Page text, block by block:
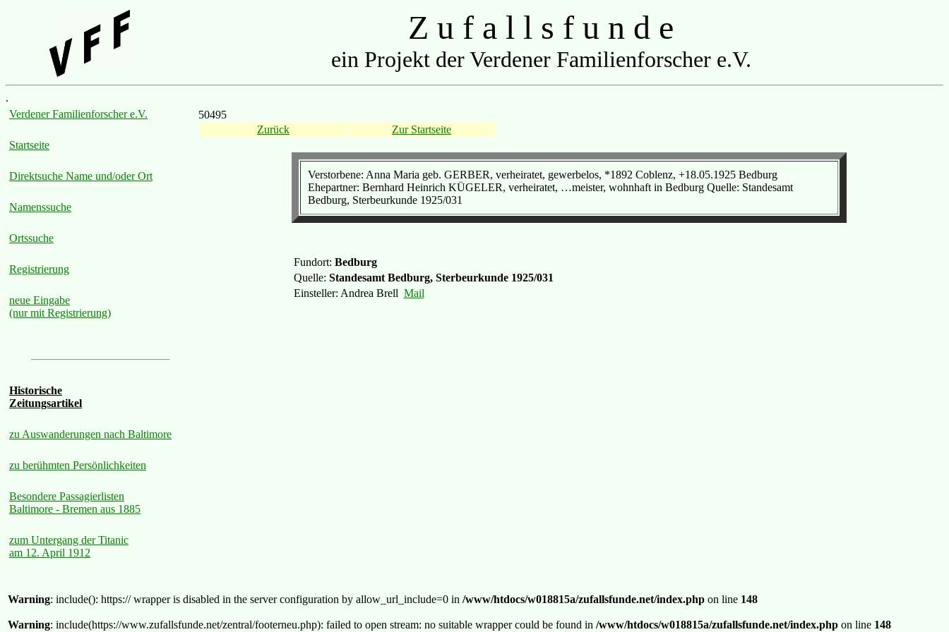
Z u f a l l s f u n d e
ein Projekt der Verdener Familienforscher e.V.
.
Verdener Familienforscher e.V.
Startseite
Direktsuche Name und/oder Ort
Namenssuche
Ortssuche
Registrierung
neue Eingabe
(nur mit Registrierung)
Historische
Zeitungsartikel
zu Auswanderungen nach Baltimore
zu berühmten Persönlichkeiten
Besondere Passagierlisten
Baltimore - Bremen aus 1885
zum Untergang der Titanic
am 12. April 1912
50495
Zurück
Zur Startseite
Verstorbene: Anna Maria geb. GERBER, verheiratet, gewerbelos, *1892 Coblenz, +18.05.1925 Bedburg
Ehepartner: Bernhard Heinrich KÜGELER, verheiratet, …meister, wohnhaft in Bedburg Quelle: Standesamt
Bedburg, Sterbeurkunde 1925/031
Fundort: Bedburg
Quelle: Standesamt Bedburg, Sterbeurkunde 1925/031
Einsteller: Andrea Brell Mail
Warning: include(): https:// wrapper is disabled in the server configuration by allow_url_include=0 in /www/htdocs/w018815a/zufallsfunde.net/index.php on line 148
Warning: include(https://www.zufallsfunde.net/zentral/footerneu.php): failed to open stream: no suitable wrapper could be found in /www/htdocs/w018815a/zufallsfunde.net/index.php on line 148